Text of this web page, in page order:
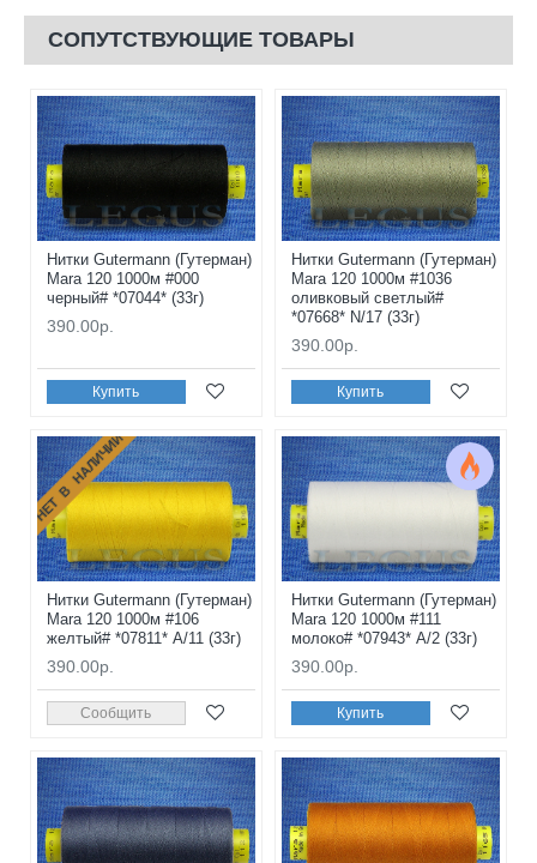
СОПУТСТВУЮЩИЕ ТОВАРЫ
Нитки Gutermann (Гутерман)
Mara 120 1000м #000
черный# *07044* (33г)
390.00р.
Купить
Нитки Gutermann (Гутерман)
Mara 120 1000м #1036
оливковый светлый#
*07668* N/17 (33г)
390.00р.
Купить
НЕТ В НАЛИЧИИ
Нитки Gutermann (Гутерман)
Mara 120 1000м #106
желтый# *07811* A/11 (33г)
390.00р.
Сообщить
Нитки Gutermann (Гутерман)
Mara 120 1000м #111
молоко# *07943* A/2 (33г)
390.00р.
Купить